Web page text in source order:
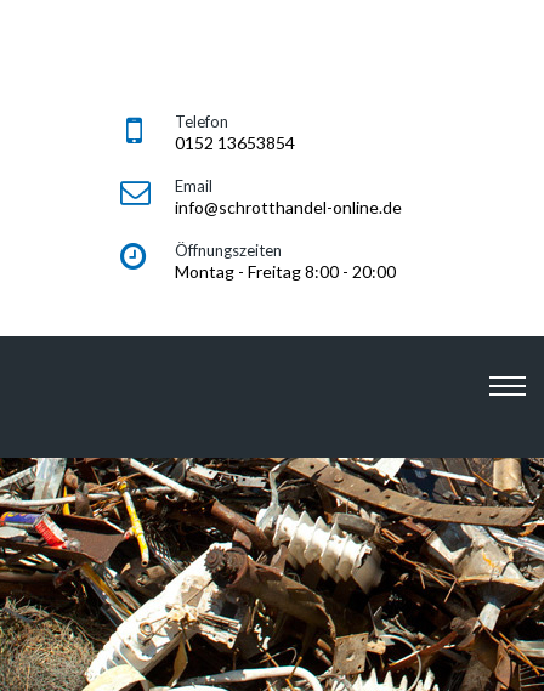
Telefon
0152 13653854
Email
info@schrotthandel-online.de
Öffnungszeiten
Montag - Freitag 8:00 - 20:00